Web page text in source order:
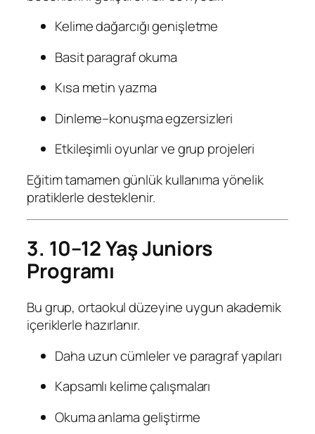
Kelime dağarcığı genişletme
Basit paragraf okuma
Kısa metin yazma
Dinleme–konuşma egzersizleri
Etkileşimli oyunlar ve grup projeleri
Eğitim tamamen günlük kullanıma yönelik
pratiklerle desteklenir.
3. 10–12 Yaş Juniors
Programı
Bu grup, ortaokul düzeyine uygun akademik
içeriklerle hazırlanır.
Daha uzun cümleler ve paragraf yapıları
Kapsamlı kelime çalışmaları
Okuma anlama geliştirme